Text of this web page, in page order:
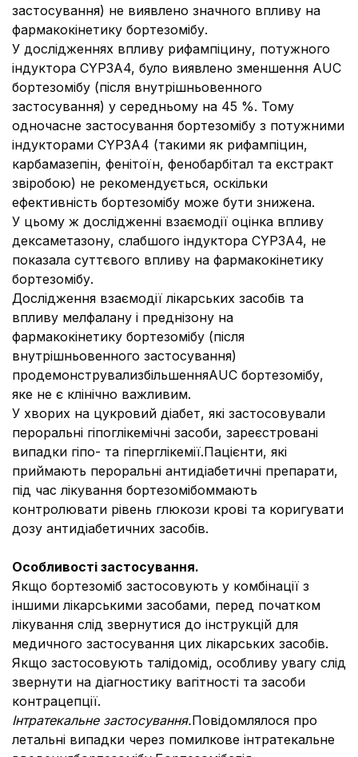
застосування) не виявлено значного впливу на
фармакокінетику бортезомібу.
У дослідженнях впливу рифампіцину, потужного
індуктора CYP3А4, було виявлено зменшення AUC
бортезомібу (після внутрішньовенного
застосування) у середньому на 45 %. Тому
одночасне застосування бортезомібу з потужними
індукторами CYP3А4 (такими як рифампіцин,
карбамазепін, фенітоїн, фенобарбітал та екстракт
звіробою) не рекомендується, оскільки
ефективність бортезомібу може бути знижена.
У цьому ж дослідженні взаємодії оцінка впливу
дексаметазону, слабшого індуктора CYP3A4, не
показала суттєвого впливу на фармакокінетику
бортезомібу.
Дослідження взаємодії лікарських засобів та
впливу мелфалану і преднізону на
фармакокінетику бортезомібу (після
внутрішньовенного застосування)
продемонструвализбільшенняAUC бортезомібу,
яке не є клінічно важливим.
У хворих на цукровий діабет, які застосовували
пероральні гіпоглікемічні засоби, зареєстровані
випадки гіпо- та гіперглікемії.Пацієнти, які
приймають пероральні антидіабетичні препарати,
під час лікування бортезомібоммають
контролювати рівень глюкози крові та коригувати
дозу антидіабетичних засобів.
Особливості застосування.
Якщо бортезоміб застосовують у комбінації з
іншими лікарськими засобами, перед початком
лікування слід звернутися до інструкцій для
медичного застосування цих лікарських засобів.
Якщо застосовують талідомід, особливу увагу слід
звернути на діагностику вагітності та засоби
контрацепції.
Інтратекальне застосування.Повідомлялося про
летальні випадки через помилкове інтратекальне